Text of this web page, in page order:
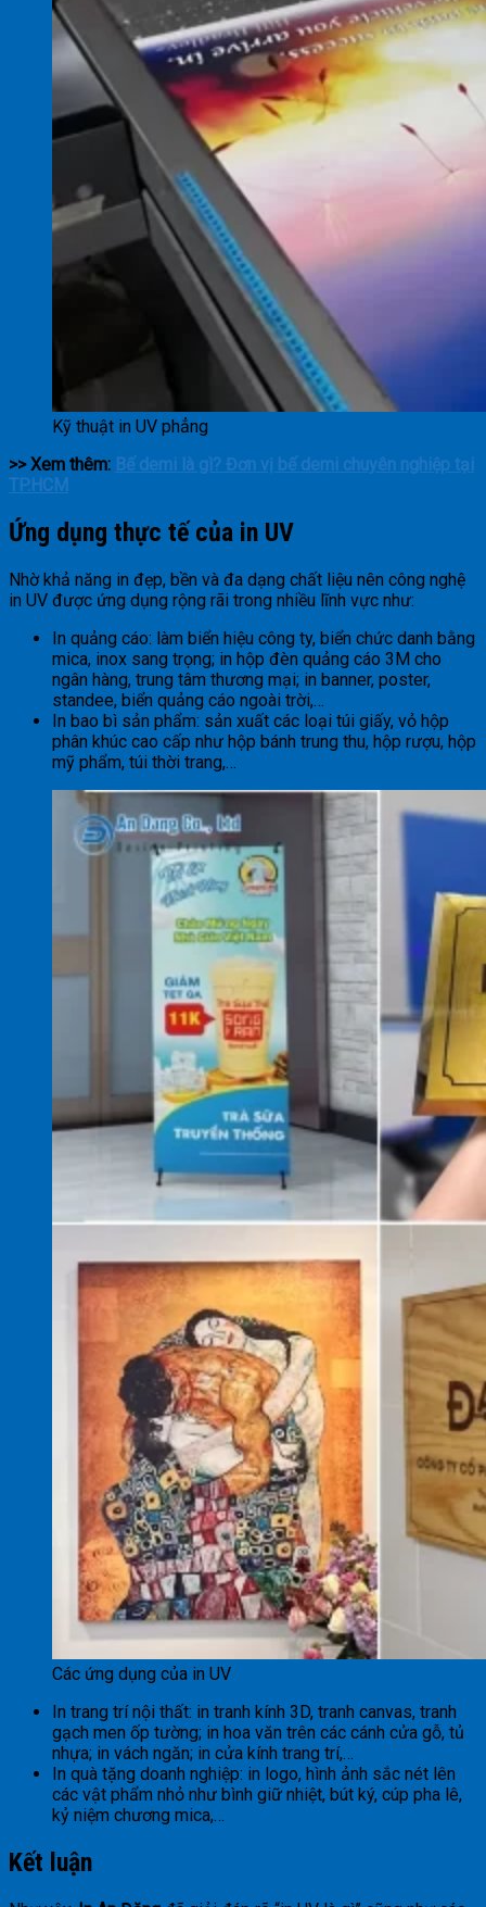
Kỹ thuật in UV phẳng
>> Xem thêm: Bế demi là gì? Đơn vị bế demi chuyên nghiệp tại
TP.HCM
Ứng dụng thực tế của in UV
Nhờ khả năng in đẹp, bền và đa dạng chất liệu nên công nghệ
in UV được ứng dụng rộng rãi trong nhiều lĩnh vực như:
In quảng cáo: làm biển hiệu công ty, biển chức danh bằng
mica, inox sang trọng; in hộp đèn quảng cáo 3M cho
ngân hàng, trung tâm thương mại; in banner, poster,
standee, biển quảng cáo ngoài trời,…
In bao bì sản phẩm: sản xuất các loại túi giấy, vỏ hộp
phân khúc cao cấp như hộp bánh trung thu, hộp rượu, hộp
mỹ phẩm, túi thời trang,…
Các ứng dụng của in UV
In trang trí nội thất: in tranh kính 3D, tranh canvas, tranh
gạch men ốp tường; in hoa văn trên các cánh cửa gỗ, tủ
nhựa; in vách ngăn; in cửa kính trang trí,…
In quà tặng doanh nghiệp: in logo, hình ảnh sắc nét lên
các vật phẩm nhỏ như bình giữ nhiệt, bút ký, cúp pha lê,
kỷ niệm chương mica,…
Kết luận